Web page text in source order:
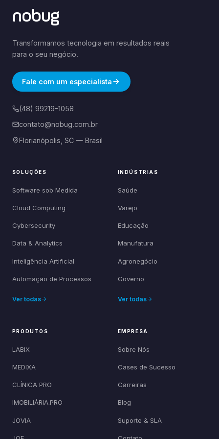
nobug
Transformamos tecnologia em resultados reais
para o seu negócio.
Fale com um especialista
(48) 99219-1058
contato@nobug.com.br
Florianópolis, SC — Brasil
SOLUÇÕES
Software sob Medida
Cloud Computing
Cybersecurity
Data & Analytics
Inteligência Artificial
Automação de Processos
Ver todas
INDÚSTRIAS
Saúde
Varejo
Educação
Manufatura
Agronegócio
Governo
Ver todas
PRODUTOS
LABIX
MEDIXA
CLÍNICA PRO
IMOBILIÁRIA.PRO
JOVIA
EMPRESA
Sobre Nós
Cases de Sucesso
Carreiras
Blog
Suporte & SLA